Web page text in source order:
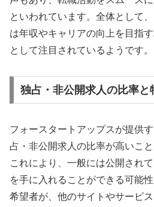
といわれています。全体として
は年収やキャリアの向上を目指
として注目されているようです。
独占・非公開求人の比率と
フォースタートアップスが提供
占・非公開求人の比率が高いこ
これにより、一般には公開され
を手に入れることができる可能
希望者が、他のサイトやサービ